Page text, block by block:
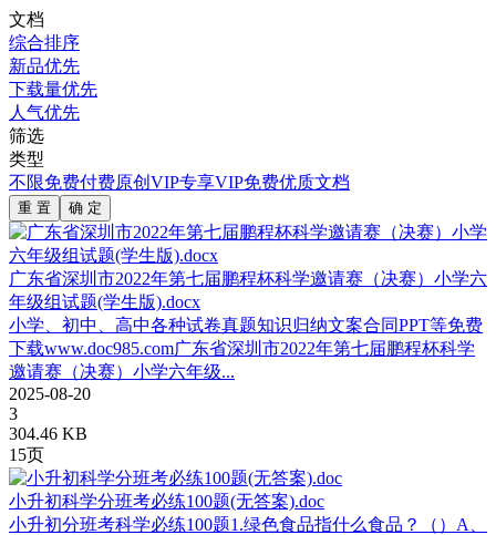
文档
综合排序
新品优先
下载量优先
人气优先
筛选
类型
不限免费付费原创 VIP专享VIP免费优质文档
重 置 确 定
广东省深圳市2022年第七届鹏程杯科学邀请赛（决赛）小学六
年级组试题(学生版).docx
小学、初中、高中各种试卷真题知识归纳文案合同PPT等免费
下载www.doc985.com广东省深圳市2022年第七届鹏程杯科学
邀请赛（决赛）小学六年级...
2025-08-20
3
304.46 KB
15页
小升初科学分班考必练100题(无答案).doc
小升初分班考科学必练100题1.绿色食品指什么食品？（）A、